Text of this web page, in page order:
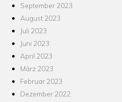
September 2023
August 2023
Juli 2023
Juni 2023
April 2023
März 2023
Februar 2023
Dezember 2022